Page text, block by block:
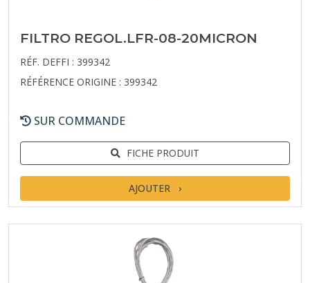
FILTRO REGOL.LFR-08-20MICRON
RÉF. DEFFI : 399342
RÉFÉRENCE ORIGINE : 399342
SUR COMMANDE
FICHE PRODUIT
AJOUTER